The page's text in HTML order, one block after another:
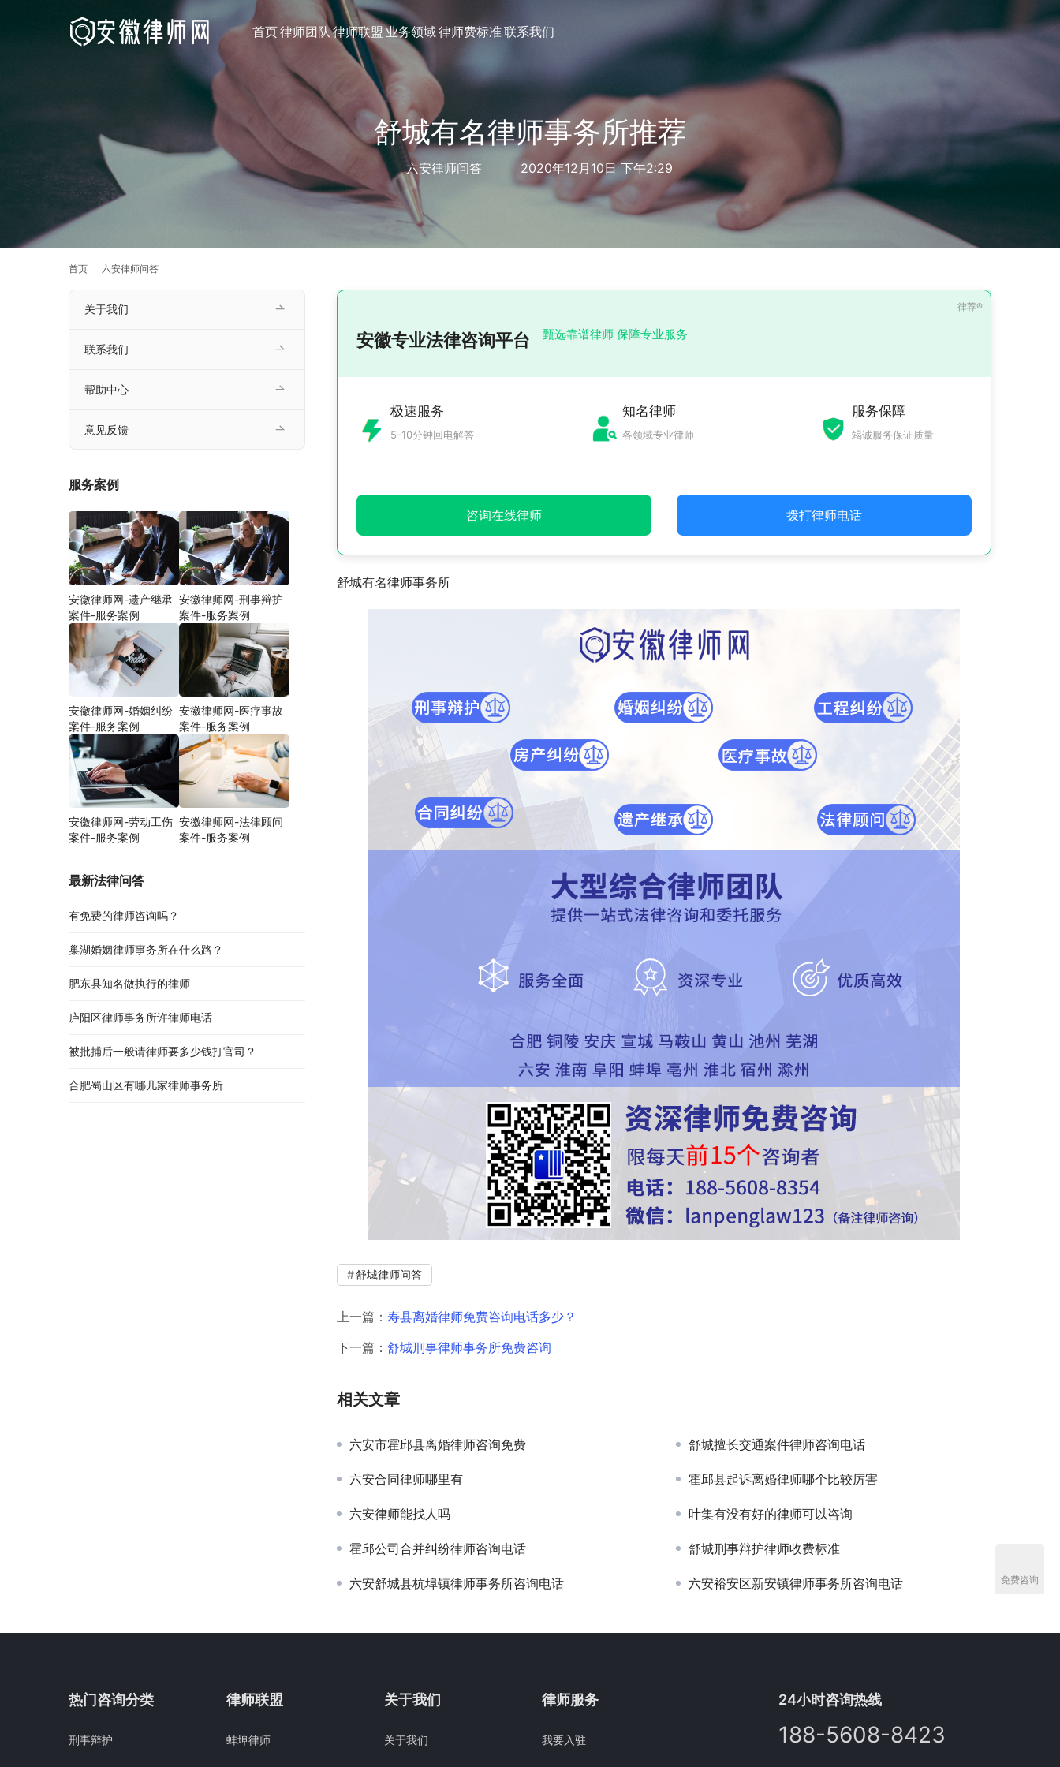
首页律师团队律师联盟业务领域律师费标准联系我们
舒城有名律师事务所推荐
六安律师问答 2020年12月10日 下午2:29
首页 六安律师问答
安徽专业法律咨询平台 甄选靠谱律师 保障专业服务
极速服务
5-10分钟回电解答
知名律师
各领域专业律师
服务保障
竭诚服务保证质量
咨询在线律师 拨打律师电话
舒城有名律师事务所
舒城律师问答
上一篇： 寿县离婚律师免费咨询电话多少？
下一篇： 舒城刑事律师事务所免费咨询
相关文章
六安市霍邱县离婚律师咨询免费 舒城擅长交通案件律师咨询电话
六安合同律师哪里有 霍邱县起诉离婚律师哪个比较厉害
六安律师能找人吗 叶集有没有好的律师可以咨询
霍邱公司合并纠纷律师咨询电话 舒城刑事辩护律师收费标准
六安舒城县杭埠镇律师事务所咨询电话 六安裕安区新安镇律师事务所咨询电话
关于我们
联系我们
帮助中心
意见反馈
服务案例
安徽律师网-遗产继承
案件-服务案例
安徽律师网-刑事辩护
案件-服务案例
安徽律师网-婚姻纠纷
案件-服务案例
安徽律师网-医疗事故
案件-服务案例
安徽律师网-劳动工伤
案件-服务案例
安徽律师网-法律顾问
案件-服务案例
最新法律问答
有免费的律师咨询吗？
巢湖婚姻律师事务所在什么路？
肥东县知名做执行的律师
庐阳区律师事务所许律师电话
被批捕后一般请律师要多少钱打官司？
合肥蜀山区有哪几家律师事务所
热门咨询分类
刑事辩护
律师联盟
蚌埠律师
关于我们
关于我们
律师服务
我要入驻
24小时咨询热线
188-5608-8423
免费咨询